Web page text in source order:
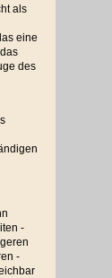
als
eine
des
-
-